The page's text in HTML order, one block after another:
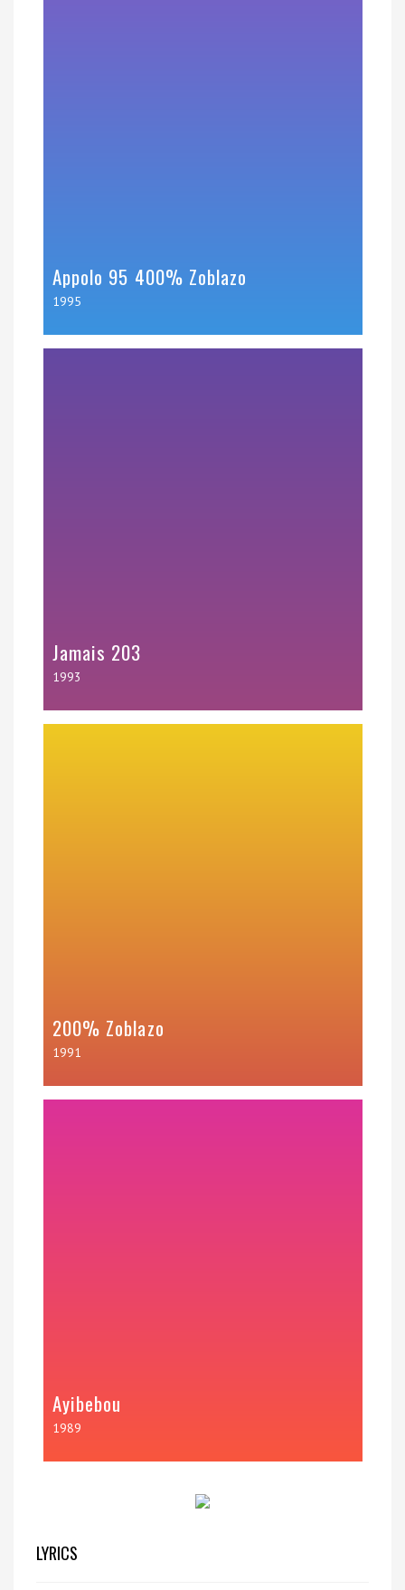
Appolo 95 400% Zoblazo
1995
Jamais 203
1993
200% Zoblazo
1991
Ayibebou
1989
LYRICS